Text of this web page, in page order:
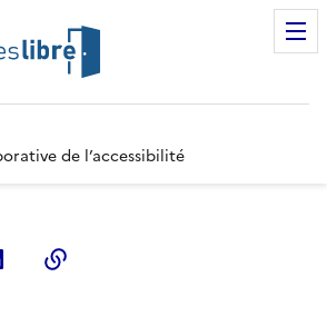
de l’accessibilité
Twitter)
Linkedin